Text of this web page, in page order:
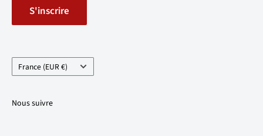
S'inscrire
Pays/région
France (EUR €)
Nous suivre